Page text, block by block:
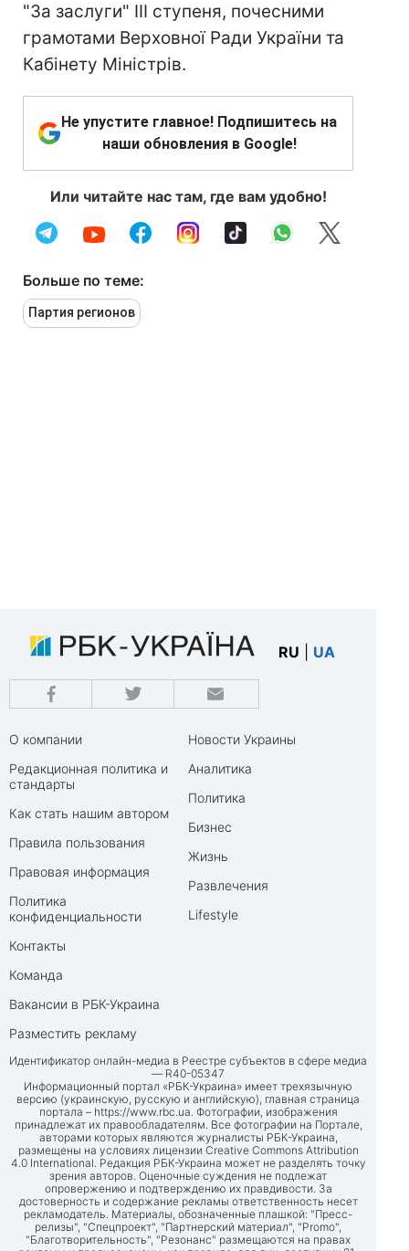
"За заслуги" III ступеня, почесними
грамотами Верховної Ради України та
Кабінету Міністрів.
Не упустите главное! Подпишитесь на
наши обновления в Google!
Или читайте нас там, где вам удобно!
Больше по теме:
Партия регионов
RU UA
О компании
Редакционная политика и
стандарты
Как стать нашим автором
Правила пользования
Правовая информация
Политика
конфиденциальности
Контакты
Команда
Вакансии в РБК-Украина
Разместить рекламу
Новости Украины
Аналитика
Политика
Бизнес
Жизнь
Развлечения
Lifestyle
Идентификатор онлайн-медиа в Реестре субъектов в сфере медиа
— R40-05347
Информационный портал «РБК-Украина» имеет трехязычную
версию (украинскую, русскую и английскую), главная страница
портала – https://www.rbc.ua. Фотографии, изображения
принадлежат их правообладателям. Все фотографии на Портале,
авторами которых являются журналисты РБК-Украина,
размещены на условиях лицензии Creative Commons Attribution
4.0 International. Редакция РБК-Украина может не разделять точку
зрения авторов. Оценочные суждения не подлежат
опровержению и подтверждению их правдивости. За
достоверность и содержание рекламы ответственность несет
рекламодатель. Материалы, обозначенные плашкой: "Пресс-
релизы", "Спецпроект", "Партнерский материал", "Promo",
"Благотворительность", "Резонанс" размещаются на правах